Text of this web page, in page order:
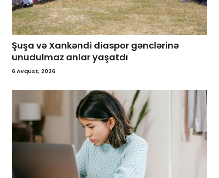
Şuşa və Xankəndi diaspor gənclərinə
unudulmaz anlar yaşatdı
6 Avqust, 2026